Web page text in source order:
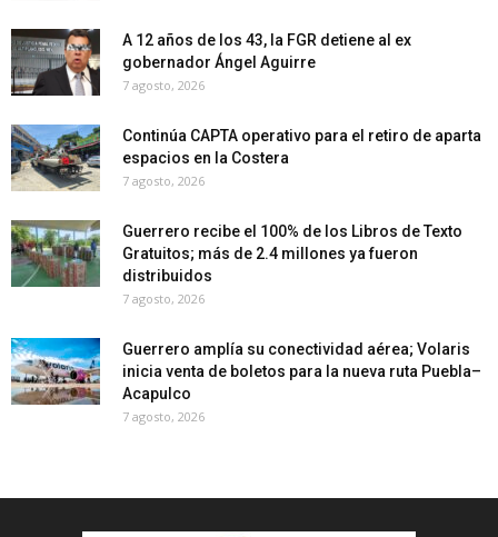
A 12 años de los 43, la FGR detiene al ex
gobernador Ángel Aguirre
7 agosto, 2026
Continúa CAPTA operativo para el retiro de aparta
espacios en la Costera
7 agosto, 2026
Guerrero recibe el 100% de los Libros de Texto
Gratuitos; más de 2.4 millones ya fueron
distribuidos
7 agosto, 2026
Guerrero amplía su conectividad aérea; Volaris
inicia venta de boletos para la nueva ruta Puebla–
Acapulco
7 agosto, 2026